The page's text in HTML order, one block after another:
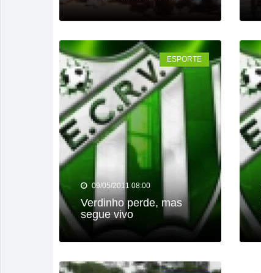
ESPORTE
09/05/2011 08:00
Verdinho perde, mas
segue vivo